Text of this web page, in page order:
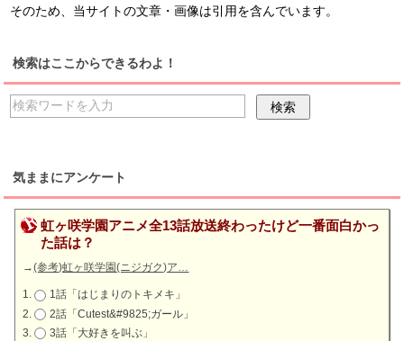
そのため、当サイトの文章・画像は引用を含んでいます。
検索はここからできるわよ！
気ままにアンケート
虹ヶ咲学園アニメ全13話放送終わったけど一番面白かっ
た話は？
→(参考)虹ヶ咲学園(ニジガク)ア…
1話「はじまりのトキメキ」
2話「Cutest&#9825;ガール」
3話「大好きを叫ぶ」